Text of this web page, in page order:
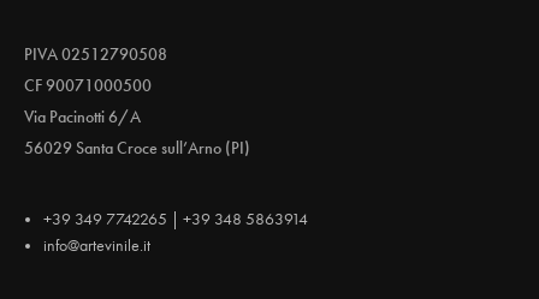
PIVA 02512790508
CF 90071000500
Via Pacinotti 6/A
56029 Santa Croce sull’Arno (PI)
+39 349 7742265 | +39 348 5863914
info@artevinile.it